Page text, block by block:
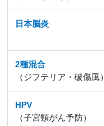
日本脳炎
2種混合
（ジフテリア・破傷風）
HPV
（子宮頸がん予防）